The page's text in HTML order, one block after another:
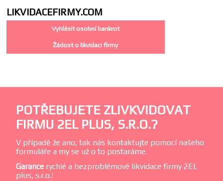
LIKVIDACEFIRMY.COM
Vyhlásit osobní bankrot
Žádost o likvidaci firmy
POTŘEBUJETE ZLIVKVIDOVAT
FIRMU 2EL PLUS, S.R.O.?
V případě že ano, tak nás kontaktujte pomocí našeho
formuláře a my se už o to postaráme.
Garance rychlé a bezproblémové likvidace firmy 2EL
plus, s.r.o.!